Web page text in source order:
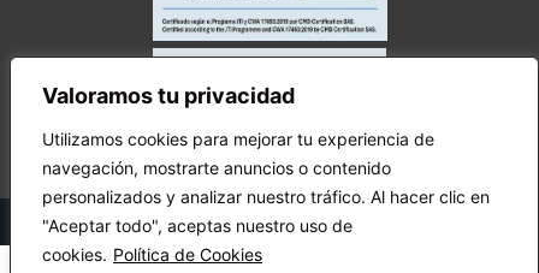
Valoramos tu privacidad
Utilizamos cookies para mejorar tu experiencia de
navegación, mostrarte anuncios o contenido
personalizados y analizar nuestro tráfico. Al hacer clic en
"Aceptar todo", aceptas nuestro uso de
cookies. Política de Cookies
© Copyright Ecuador Chequea 2025.